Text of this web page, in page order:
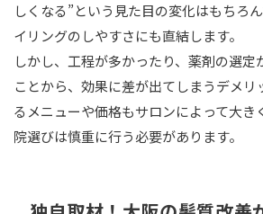
しくなる”という見た目の変化はもちろ
イリングのしやすさにも直結します。
しかし、工程が多かったり、薬剤の選定
ことから、効果に差が出てしまうデメリ
るメニューや価格もサロンによって大き
院選びは慎重に行う必要があります。